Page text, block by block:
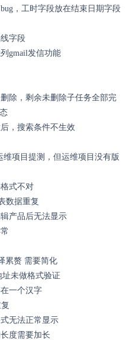
，工时字段放在结束日期字段
字段
gmail发信功能
除，剩余未删除子任务全部完
，搜索条件不生效
项目提测，但运维项目没有版
式不对
数据重复
产品后无法显示
累赘 需要简化
未做格式验证
一个汉字
无法正常显示
度需要加长